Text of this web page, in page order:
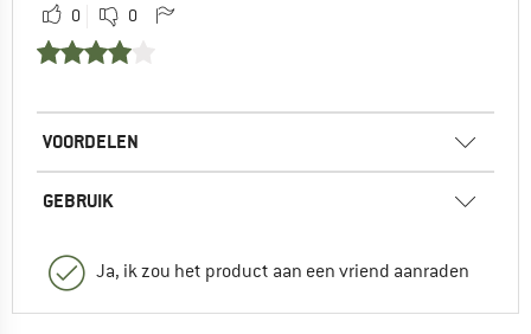
0 0
VOORDELEN
GEBRUIK
Ja, ik zou het product aan een vriend aanraden